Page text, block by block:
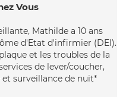
Vous
Mathilde a 10 ans
d'Etat d'infirmier (DEI).
et les troubles de la
de lever/coucher,
et surveillance de nuit*